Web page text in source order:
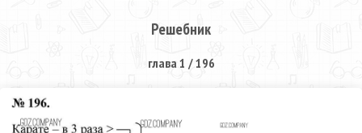
Решебник
глава 1 / 196